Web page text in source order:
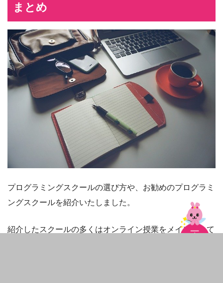
まとめ
プログラミングスクールの選び方や、お勧めのプログラミ
ングスクールを紹介いたしました。
紹介したスクールの多くはオンライン授業をメインとして